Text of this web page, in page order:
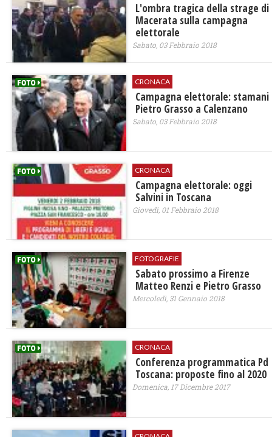
L'ombra tragica della strage di
Macerata sulla campagna
elettorale
Sabato, 03 Febbraio 2018
CRONACA
Campagna elettorale: stamani
Pietro Grasso a Calenzano
Sabato, 03 Febbraio 2018
CRONACA
Campagna elettorale: oggi
Salvini in Toscana
Giovedì, 01 Febbraio 2018
FOTOGRAFIE
Sabato prossimo a Firenze
Matteo Renzi e Pietro Grasso
Mercoledì, 31 Gennaio 2018
CRONACA
Conferenza programmatica Pd
Toscana: proposte fino al 2020
Domenica, 17 Dicembre 2017